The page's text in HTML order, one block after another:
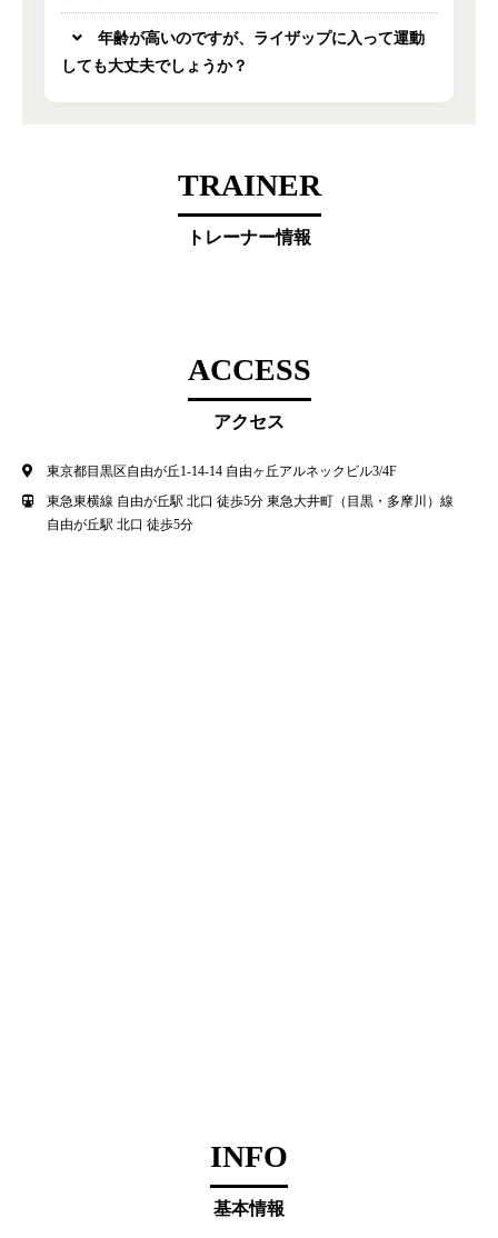
年齢が高いのですが、ライザップに入って運動
しても大丈夫でしょうか？
TRAINER
トレーナー情報
ACCESS
アクセス
東京都目黒区自由が丘1-14-14 自由ヶ丘アルネックビル3/4F
東急東横線 自由が丘駅 北口 徒歩5分 東急大井町（目黒・多摩川）線
自由が丘駅 北口 徒歩5分
INFO
基本情報